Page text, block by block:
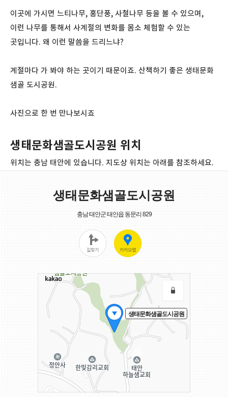
이곳에 가시면 느티나무, 홍단풍, 사철나무 등을 볼 수 있으며,
이런 나무를 통해서 사계절의 변화를 몸소 체험할 수 있는
곳입니다. 왜 이런 말씀을 드리느냐?
계절마다 가 봐야 하는 곳이기 때문이죠. 산책하기 좋은 생태문화
샘골 도시공원.
사진으로 한 번 만나보시죠
생태문화샘골도시공원 위치
위치는 충남 태안에 있습니다. 지도상 위치는 아래를 참조하세요.